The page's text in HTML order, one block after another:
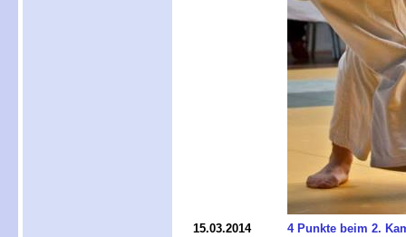
15.03.2014
4 Punkte beim 2.